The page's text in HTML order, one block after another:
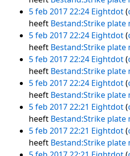
5 feb 2017 22:24 Eightdot
heeft Bestand:Strike plate
5 feb 2017 22:24 Eightdot
heeft Bestand:Strike plate
5 feb 2017 22:24 Eightdot
heeft Bestand:Strike plate
5 feb 2017 22:24 Eightdot
heeft Bestand:Strike plate
5 feb 2017 22:21 Eightdot
heeft Bestand:Strike plate
5 feb 2017 22:21 Eightdot
heeft Bestand:Strike plate